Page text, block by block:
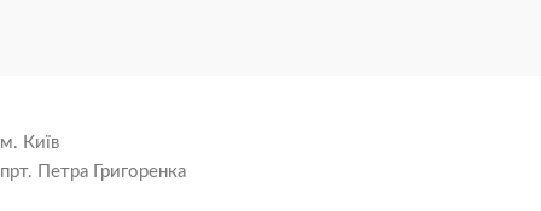
м. Київ
прт. Петра Григоренка